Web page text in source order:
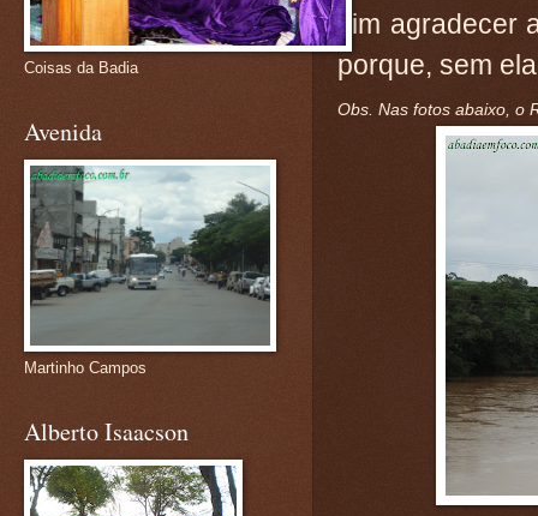
sim agradecer
porque, sem
Obs. Nas fotos abaixo, o
Coisas da Badia
Avenida
Martinho Campos
Alberto Isaacson